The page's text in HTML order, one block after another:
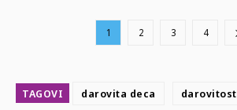
1 2 3 4
TAGOVI darovita deca darovitost